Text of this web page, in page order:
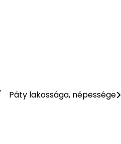
Páty lakossága, népessége